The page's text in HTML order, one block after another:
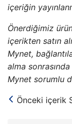
içeriğin
Önerdiğimiz
içerikten satın
Mynet,
alma
Mynet sorumlu
Önceki içerik